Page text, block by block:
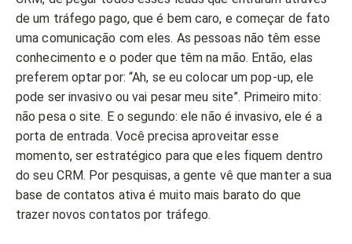
de um tráfego pago, que é bem caro, e começar de fato
uma comunicação com eles. As pessoas não têm esse
conhecimento e o poder que têm na mão. Então, elas
preferem optar por: “Ah, se eu colocar um pop-up, ele
pode ser invasivo ou vai pesar meu site”. Primeiro mito:
não pesa o site. E o segundo: ele não é invasivo, ele é a
porta de entrada. Você precisa aproveitar esse
momento, ser estratégico para que eles fiquem dentro
do seu CRM. Por pesquisas, a gente vê que manter a sua
base de contatos ativa é muito mais barato do que
trazer novos contatos por tráfego.